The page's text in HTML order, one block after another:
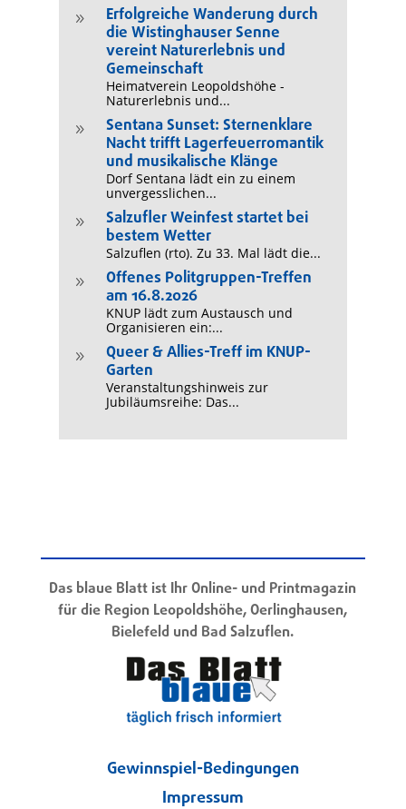
9
Erfolgreiche Wanderung durch
die Wistinghauser Senne
vereint Naturerlebnis und
Gemeinschaft
Heimatverein Leopoldshöhe -
Naturerlebnis und...
9
Sentana Sunset: Sternenklare
Nacht trifft Lagerfeuerromantik
und musikalische Klänge
Dorf Sentana lädt ein zu einem
unvergesslichen...
9
Salzufler Weinfest startet bei
bestem Wetter
Salzuflen (rto). Zu 33. Mal lädt die...
9
Offenes Politgruppen-Treffen
am 16.8.2026
KNUP lädt zum Austausch und
Organisieren ein:...
9
Queer & Allies-Treff im KNUP-
Garten
Veranstaltungshinweis zur
Jubiläumsreihe: Das...
Das blaue Blatt ist Ihr Online- und Printmagazin
für die Region Leopoldshöhe, Oerlinghausen,
Bielefeld und Bad Salzuflen.
Gewinnspiel-Bedingungen
Impressum